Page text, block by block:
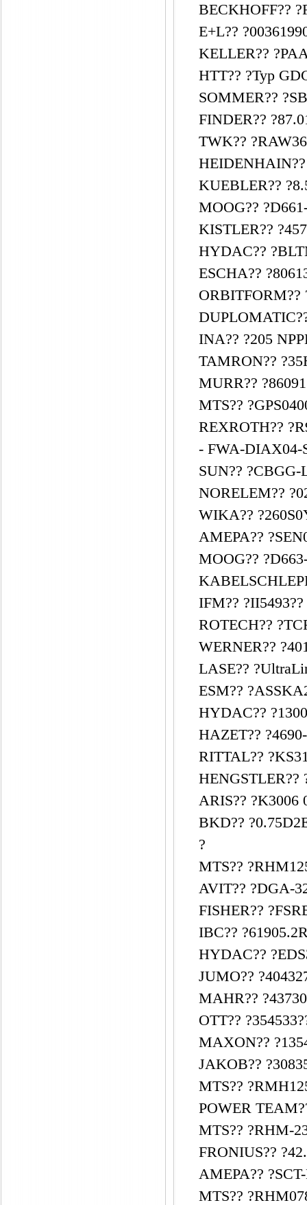
BECKHOFF??
E+L??
KELLER??
HTT?? ?Typ
SOMMER??
FINDER??
TWK??
HEIDENHAIN??
KUEBLER??
MOOG??
KISTLER??
HYDAC??
ESCHA??
ORBITFORM??
INA?? ?205
TAMRON??
MURR??
MTS??
REXROTH??
- FWA-DIAX04-
SUN?? ?CBGG-
NORELEM??
WIKA??
AMEPA??
MOOG??
IFM?? ?II5493??
ROTECH??
WERNER??
LASE??
ESM??
HYDAC??
HAZET??
RITTAL??
HENGSTLER??
ARIS?? ?K3006
BKD??
?
MTS??
AVIT?? ?DGA-
FISHER??
IBC??
HYDAC??
JUMO??
MAHR??
OTT??
MAXON??
JAKOB??
MTS??
POWER
MTS?? ?RHM-
FRONIUS??
AMEPA??
MTS??